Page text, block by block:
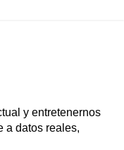
y entretenernos
a datos reales,